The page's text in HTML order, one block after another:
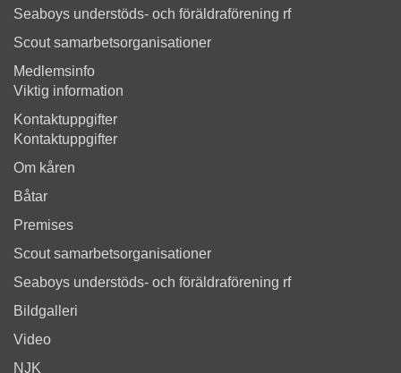
Seaboys understöds- och föräldraförening rf
Scout samarbetsorganisationer
Medlemsinfo
Viktig information
Kontaktuppgifter
Kontaktuppgifter
Om kåren
Båtar
Premises
Scout samarbetsorganisationer
Seaboys understöds- och föräldraförening rf
Bildgalleri
Video
NJK